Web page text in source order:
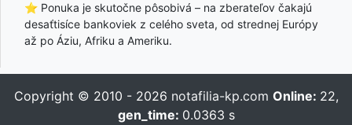
⭐ Ponuka je skutočne pôsobivá – na zberateľov čakajú
desaťtisíce bankoviek z celého sveta, od strednej Európy
až po Áziu, Afriku a Ameriku.
Copyright © 2010 - 2026 notafilia-kp.com Online: 22,
gen_time: 0.0363 s